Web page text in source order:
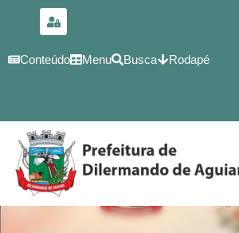
conteúdo
Conteúdo Menu Busca Rodapé